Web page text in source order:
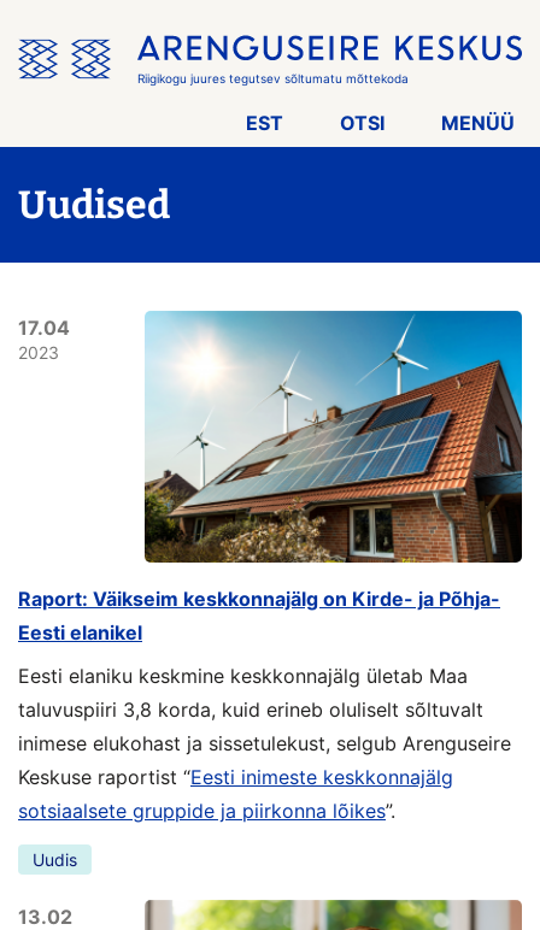
menüü
vahele
Riigikogu juures tegutsev sõltumatu mõttekoda
EST OTSI MENÜÜ
Uudised
17.04
2023
Raport: Väikseim keskkonnajälg on Kirde- ja Põhja-
Eesti elanikel
Eesti elaniku keskmine keskkonnajälg ületab Maa
taluvuspiiri 3,8 korda, kuid erineb oluliselt sõltuvalt
inimese elukohast ja sissetulekust, selgub Arenguseire
Keskuse raportist “Eesti inimeste keskkonnajälg
sotsiaalsete gruppide ja piirkonna lõikes”.
Uudis
13.02